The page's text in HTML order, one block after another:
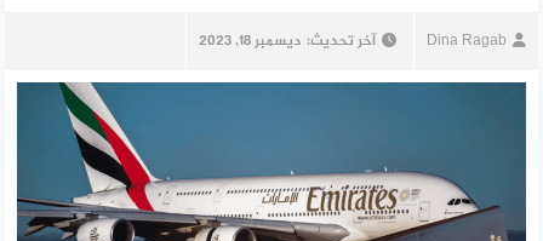
Dina Ragab آخر تحديث: ديسمبر 18, 2023